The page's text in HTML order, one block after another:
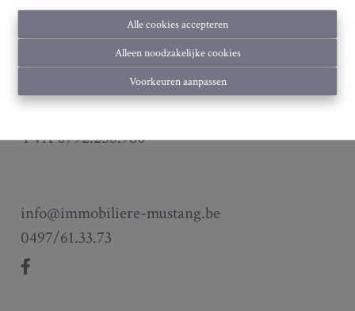
Alle cookies accepteren
Alleen noodzakelijke cookies
Voorkeuren aanpassen
6890 Redu
TVA 0792.258.980
info@immobiliere-mustang.be
0497/61.33.73